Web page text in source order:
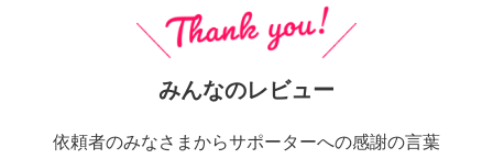
みんなのレビュー
依頼者のみなさまからサポーターへの感謝の言葉